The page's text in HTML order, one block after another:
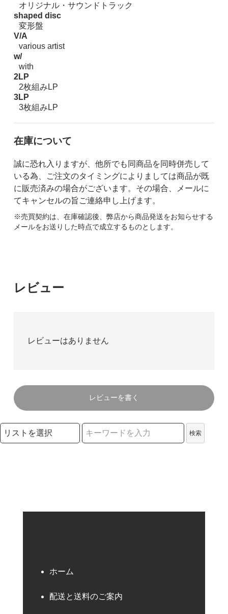
オリジナル・サウンドトラック
shaped disc
変形盤
V/A
various artist
w/
with
2LP
2枚組みLP
3LP
3枚組みLP
在庫について
誠に恐れ入りますが、他所でも同商品を同時併売して
いる為、ご注文のタイミングによりましては商品が既
に販売済みの場合がございます。その場合、メールに
てキャンセルの旨ご連絡申し上げます。
※売買契約は、在庫確認後、弊店から商品発送をお知らせする
メールをお送りした時点で成立するものとします。
レビュー
レビューはありません
レビューを書く
検索リストの選択
検索
ホーム
配送と送料のご案内